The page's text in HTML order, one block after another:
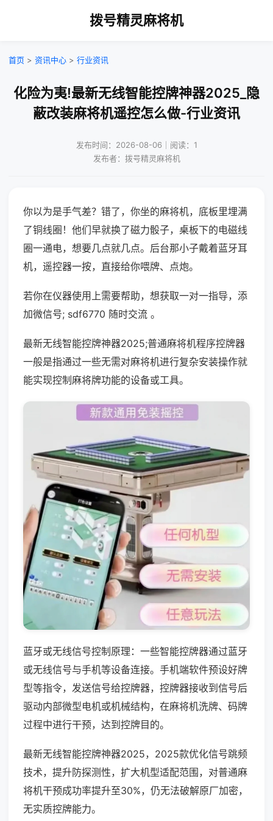
拨号精灵麻将机
首页 > 资讯中心 > 行业资讯
化险为夷!最新无线智能控牌神器2025_隐
蔽改装麻将机遥控怎么做-行业资讯
发布时间：2026-08-06｜阅读：1
发布者：拨号精灵麻将机
你以为是手气差？错了，你坐的麻将机，底板里埋满
了铜线圈！他们早就换了磁力骰子，桌板下的电磁线
圈一通电，想要几点就几点。后台那小子戴着蓝牙耳
机，遥控器一按，直接给你喂牌、点炮。
若你在仪器使用上需要帮助，想获取一对一指导，添
加微信号; sdf6770 随时交流 。
最新无线智能控牌神器2025;普通麻将机程序控牌器
一般是指通过一些无需对麻将机进行复杂安装操作就
能实现控制麻将牌功能的设备或工具。
蓝牙或无线信号控制原理：一些智能控牌器通过蓝牙
或无线信号与手机等设备连接。手机端软件预设好牌
型等指令，发送信号给控牌器，控牌器接收到信号后
驱动内部微型电机或机械结构，在麻将机洗牌、码牌
过程中进行干预，达到控牌目的。
最新无线智能控牌神器2025，2025款优化信号跳频
技术，提升防探测性，扩大机型适配范围，对普通麻
将机干预成功率提升至30%，仍无法破解原厂加密，
无实质控牌能力。